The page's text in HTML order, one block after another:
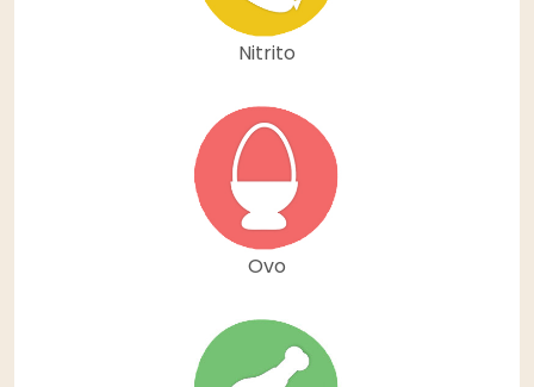
Nitrito
Ovo